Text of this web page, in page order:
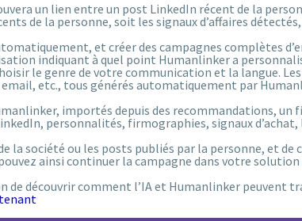
un lien entre un post LinkedIn récent de la
de la personne, soit les signaux d’affaires
et créer des campagnes complètes
indiquant à quel point Humanlinker a
le genre de votre communication et la langue.
email, etc., tous générés automatiquement par
importés depuis des recommandations, un
personnalités, firmographies, signaux
la société ou les posts publiés par la personne, et
ainsi continuer la campagne dans votre
de découvrir comment l’IA et Humanlinker